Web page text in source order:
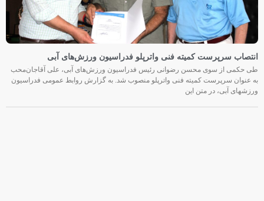
انتصاب سرپرست کمیته فنی واترپلو فدراسیون ورزش‌های آبی
طی حکمی از سوی محسن رضوانی رئیس فدراسیون ورزش‌های آبی، علی آقاجان‌محب
به عنوان سرپرست کمیته فنی واترپلو منصوب شد. به گزارش روابط عمومی فدراسیون
ورزشهای آبی، در متن این